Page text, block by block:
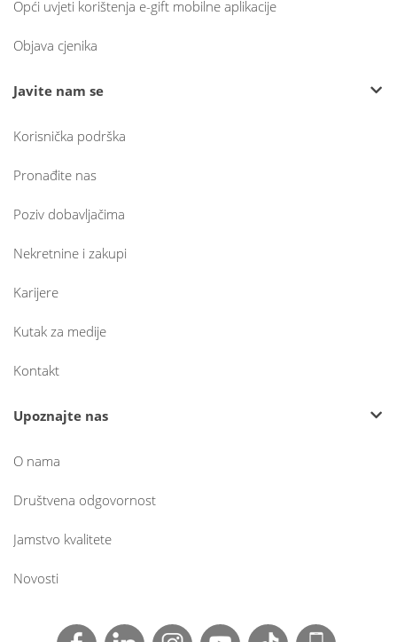
Opći uvjeti korištenja e-gift mobilne aplikacije
Objava cjenika
Javite nam se
Korisnička podrška
Pronađite nas
Poziv dobavljačima
Nekretnine i zakupi
Karijere
Kutak za medije
Kontakt
Upoznajte nas
O nama
Društvena odgovornost
Jamstvo kvalitete
Novosti